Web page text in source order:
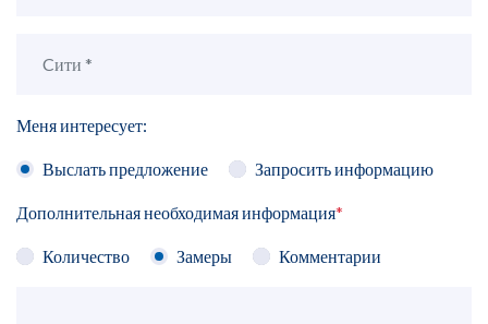
Меня интересует:
Выслать предложение Запросить информацию
Дополнительная необходимая информация*
Количество Замеры Комментарии